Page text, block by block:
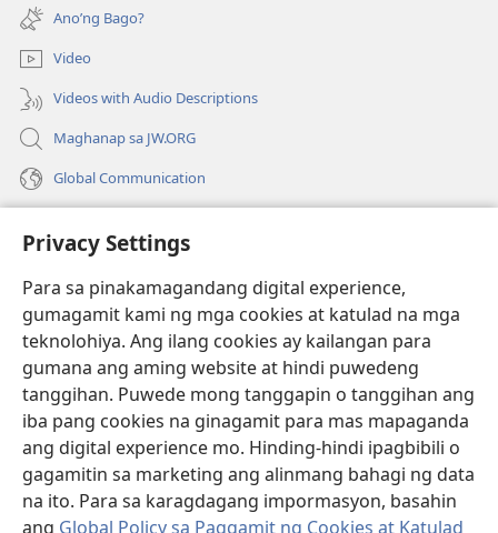
Privacy Settings
Para sa pinakamagandang digital experience,
gumagamit kami ng mga cookies at katulad na mga
teknolohiya. Ang ilang cookies ay kailangan para
gumana ang aming website at hindi puwedeng
tanggihan. Puwede mong tanggapin o tanggihan ang
iba pang cookies na ginagamit para mas mapaganda
ang digital experience mo. Hinding-hindi ipagbibili o
gagamitin sa marketing ang alinmang bahagi ng data
na ito. Para sa karagdagang impormasyon, basahin
ang Global Policy sa Paggamit ng Cookies at Katulad
bagong
window)
bubukas
na
bagong
window)
Ano’ng Bago?
Video
Videos with Audio Descriptions
Maghanap sa JW.ORG
Global Communication
(may
na
bagong
window)
Watchtower ONLINE LIBRARY™
(may
bubukas
na
bagong
window)
JW Hub ®
(may
bubukas
bagong
window)
JW Library ®
Watchtower Library®